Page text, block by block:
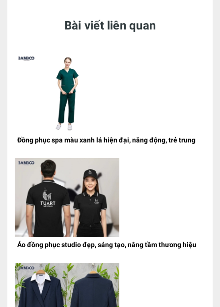
Bài viết liên quan
Đồng phục spa màu xanh lá hiện đại, năng động, trẻ trung
Áo đồng phục studio đẹp, sáng tạo, nâng tầm thương hiệu